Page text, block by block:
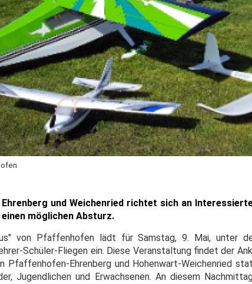
und Weichenried richtet sich an
möglichen Absturz.
von Pfaffenhofen lädt für Samstag, 9. Mai, unter
Schüler-Fliegen ein. Diese Veranstaltung findet der
Pfaffenhofen-Ehrenberg und Hohenwart-Weichenried
Jugendlichen und Erwachsenen. An diesem